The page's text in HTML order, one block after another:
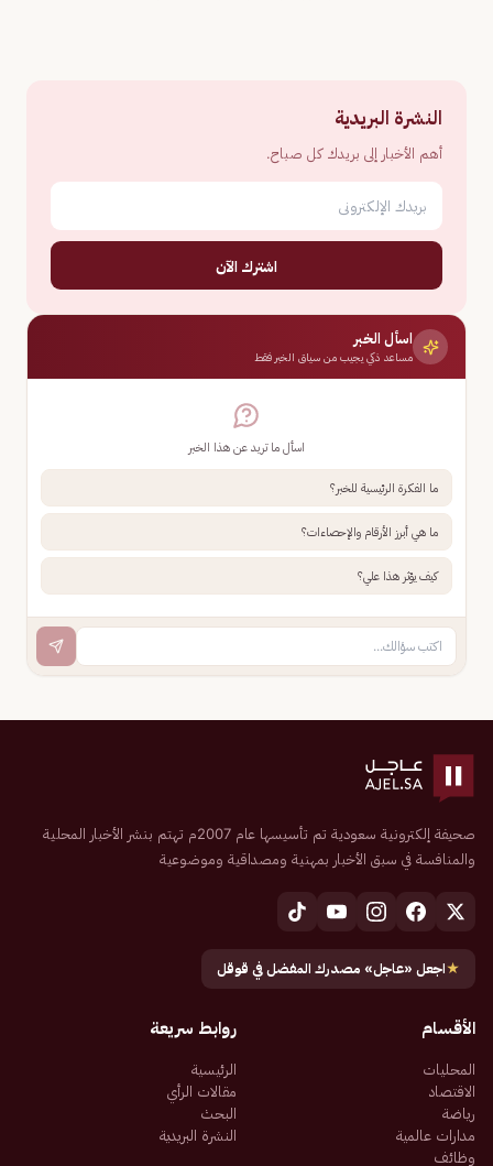
النشرة البريدية
أهم الأخبار إلى بريدك كل صباح.
اشترك الآن
اسأل الخبر
مساعد ذكي يجيب من سياق الخبر فقط
اسأل ما تريد عن هذا الخبر
ما الفكرة الرئيسية للخبر؟
ما هي أبرز الأرقام والإحصاءات؟
كيف يؤثر هذا علي؟
صحيفة إلكترونية سعودية تم تأسيسها عام 2007م تهتم بنشر الأخبار المحلية
والمنافسة في سبق الأخبار بمهنية ومصداقية وموضوعية
★اجعل «عاجل» مصدرك المفضل في قوقل
الأقسام
المحليات
الاقتصاد
رياضة
مدارات عالمية
وظائف
روابط سريعة
الرئيسية
مقالات الرأي
البحث
النشرة البريدية